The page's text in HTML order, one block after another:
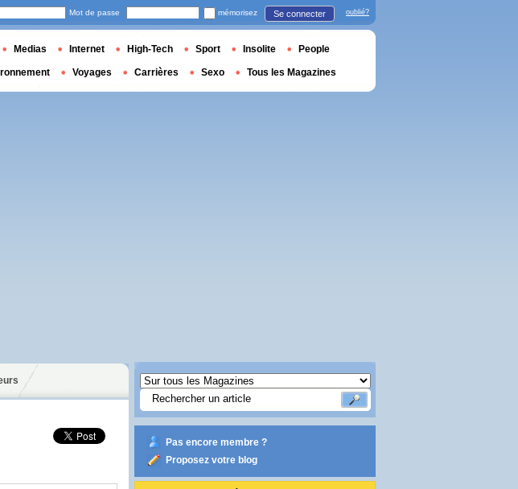
Pas encore membre ?
Proposez votre blog
Mot de passe mémorisez Se connecter oublié?
Medias Internet High-Tech Sport Insolite People
Voyages Carrières Sexo Tous les Magazines